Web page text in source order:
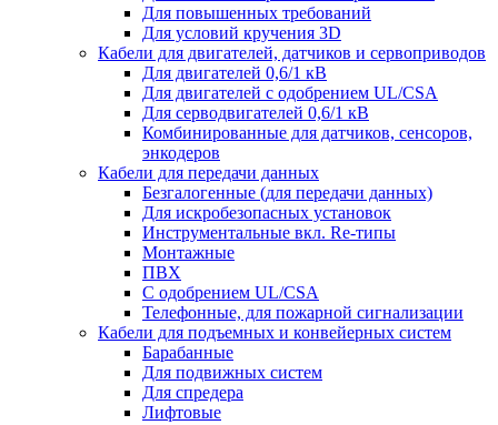
Для повышенных требований
Для условий кручения 3D
Кабели для двигателей, датчиков и сервоприводов
Для двигателей 0,6/1 кВ
Для двигателей с одобрением UL/CSA
Для серводвигателей 0,6/1 кВ
Комбинированные для датчиков, cенсоров,
энкодеров
Кабели для передачи данных
Безгалогенные (для передачи данных)
Для искробезопасных установок
Инструментальные вкл. Re-типы
Монтажные
ПВХ
С одобрением UL/CSA
Телефонные, для пожарной сигнализации
Кабели для подъемных и конвейерных систем
Барабанные
Для подвижных систем
Для спредера
Лифтовые